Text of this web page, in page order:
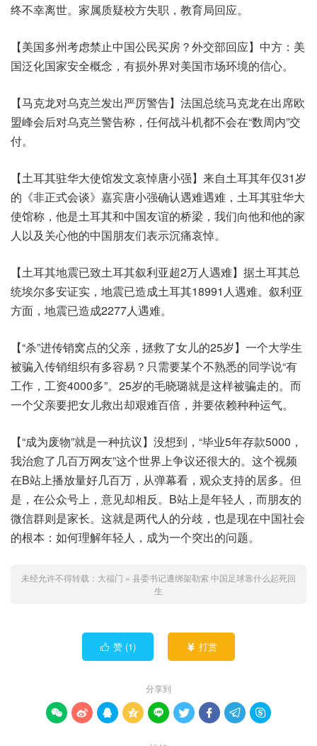
终不幸离世。家属质疑校方失职，教育局回应。
【美国多州考虑禁止中国公民买房？外交部回应】中方：美
国泛化国家安全概念，有损外界对美国市场环境的信心。
【马克龙对乌克兰发出严厉警告】法国总统马克龙在出席欧
盟峰会后对乌克兰警告称，任何战斗机都不会在“数周内”交
付。
【土耳其驻华大使馆发文哀悼唐小强】来自土耳其年仅31岁
的《非正式会谈》嘉宾唐小强确认遇难遇难，土耳其驻华大
使馆称，他是土耳其和中国友谊的桥梁，我们向他和他的家
人以及关心他的中国朋友们表示沉痛哀悼。
【土耳其地震已致土耳其叙利亚超2万人遇难】据土耳其总
统埃尔多安证实，地震已造成土耳其18991人遇难。叙利亚
方面，地震已造成2277人遇难。
【“杀”进传销窝点的父亲，拯救了女儿的25岁】一个大学生
被骗入传销组织有多容易？只需要某个不熟悉的同学说“有
工作，工资4000多”。25岁的毛晓璐就是这样被骗走的。而
一个父亲要把女儿救出却艰难百倍，并要依赖种种运气。
【“成为废物”就是一种抗议】没想到，“毕业5年存款5000，
我治愈了几百万网友”这个世界上争议还很大的。这个视频
在B站上播放量好几百万，从弹幕看，观众支持的居多。但
是，在公众号上，意见却相反。B站上是年轻人，而朋友的
微信群则是家长。这就是两代人的分歧，也是现在中国社会
的根本：如何理解年轻人，成为一个突出的问题。
未经允许不得转载： 大福门 » 县委书记遭绑架勒索 中国足球靠什么起死回
生
 赞 (1)  打赏
分享到
        